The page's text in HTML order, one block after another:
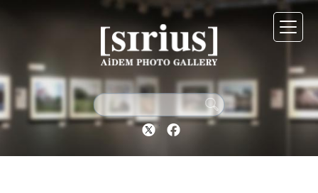
Twitter Facebook
シリウスについて
展示スケジュール